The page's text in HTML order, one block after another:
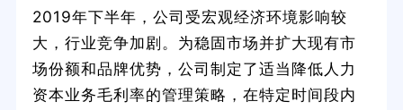
2019年下半年，公司受宏观经济环境影响较
大，行业竞争加剧。为稳固市场并扩大现有市
场份额和品牌优势，公司制定了适当降低人力
资本业务毛利率的管理策略，在特定时间段内